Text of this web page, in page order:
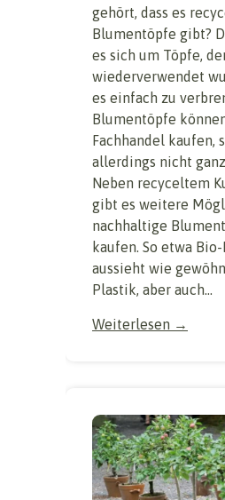
gehört, dass es
Blumentöpfe gibt?
es sich um Töpfe,
wiederverwendet
es einfach zu
Blumentöpfe
Fachhandel kaufen,
allerdings nicht
Neben recyceltem
gibt es weitere
nachhaltige
kaufen. So etwa
aussieht wie
Plastik, aber auch...
Weiterlesen →